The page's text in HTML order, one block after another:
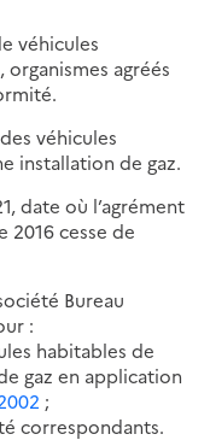
véhicules
agréés
véhicules
installation de gaz.
date où l’agrément
2016 cesse de
Bureau
:
habitables de
gaz en application
;
correspondants.